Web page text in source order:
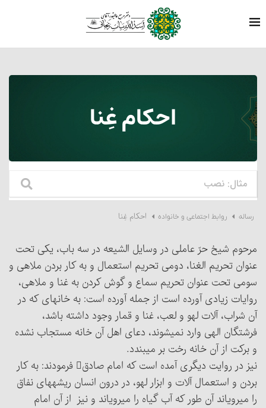
احکام غِنا
رساله روابط اجتماعی و خانواده احکام غِنا
مرحوم شیخ حرّ عاملی در وسایل الشیعه در سه باب، یکی تحت
عنوان تحریم الغنا، دومی تحریم استعمال و به کار بردن ملاهی و
سومی تحت عنوان تحریم سماع و گوش کردن به غنا و ملاهی،
روایات زیادی آورده است از جمله آورده است: به خانه‏ای که در
آن شراب، آلات لهو و لعب، غنا و قمار وجود داشته باشد،
فرشتگان الهی وارد نمی‏شوند، دعای اهل آن خانه مستجاب نشده
و برکت از آن خانه رخت بر می‏بندد.
نیز در روایت دیگری آمده است که امام صادق‏ فرمودند: به کار
بردن و استعمال آلات و ابزار لهو، در درون انسان ریشه‏های نفاق
را می‏رویاند آن طور که آب گیاه را می‏رویاند و نیز از آن امام